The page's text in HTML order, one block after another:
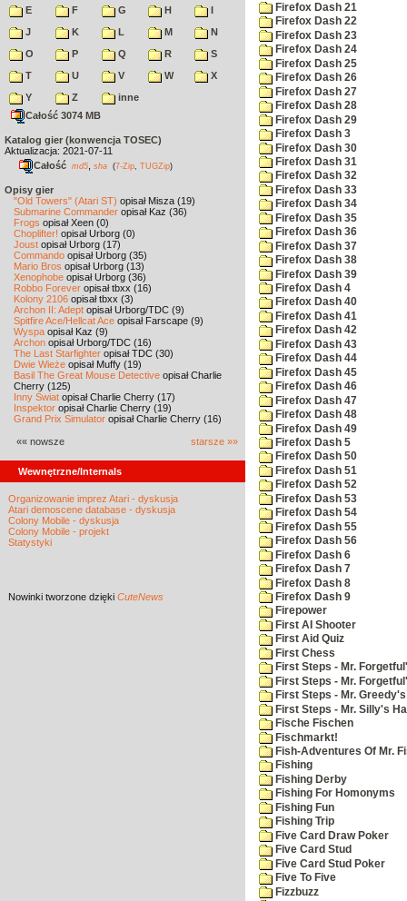
E
F G H
I
J
K L M
N
O
P Q R
S
T
U V W
X
Y
Z
inne
Całość 3074 MB
Katalog gier (konwencja TOSEC)
Aktualizacja: 2021-07-11
Całość md5 sha (7-Zip TUGZip)
Opisy gier
"Old Towers" (Atari ST) opisał Misza (19)
Submarine Commander opisał Kaz (36)
Frogs opisał Xeen (0)
Choplifter! opisał Urborg (0)
Joust opisał Urborg (17)
Commando opisał Urborg (35)
Mario Bros opisał Urborg (13)
Xenophobe opisał Urborg (36)
Robbo Forever opisał tbxx (16)
Kolony 2106 opisał tbxx (3)
Archon II: Adept opisał Urborg/TDC (9)
Spitfire Ace/Hellcat Ace opisał Farscape (9)
Wyspa opisał Kaz (9)
Archon opisał Urborg/TDC (16)
The Last Starfighter opisał TDC (30)
Dwie Wieże opisał Muffy (19)
Basil The Great Mouse Detective opisał Charlie
Cherry (125)
Inny Świat opisał Charlie Cherry (17)
Inspektor opisał Charlie Cherry (19)
Grand Prix Simulator opisał Charlie Cherry (16)
«« nowsze starsze »»
Wewnętrzne/Internals
Organizowanie imprez Atari - dyskusja
Atari demoscene database - dyskusja
Colony Mobile - dyskusja
Colony Mobile - projekt
Statystyki
Nowinki tworzone dzięki CuteNews
Firefox Dash 21
Firefox Dash 22
Firefox Dash 23
Firefox Dash 24
Firefox Dash 25
Firefox Dash 26
Firefox Dash 27
Firefox Dash 28
Firefox Dash 29
Firefox Dash 3
Firefox Dash 30
Firefox Dash 31
Firefox Dash 32
Firefox Dash 33
Firefox Dash 34
Firefox Dash 35
Firefox Dash 36
Firefox Dash 37
Firefox Dash 38
Firefox Dash 39
Firefox Dash 4
Firefox Dash 40
Firefox Dash 41
Firefox Dash 42
Firefox Dash 43
Firefox Dash 44
Firefox Dash 45
Firefox Dash 46
Firefox Dash 47
Firefox Dash 48
Firefox Dash 49
Firefox Dash 5
Firefox Dash 50
Firefox Dash 51
Firefox Dash 52
Firefox Dash 53
Firefox Dash 54
Firefox Dash 55
Firefox Dash 56
Firefox Dash 6
Firefox Dash 7
Firefox Dash 8
Firefox Dash 9
Firepower
First AI Shooter
First Aid Quiz
First Chess
First Steps - Mr.
First Steps - Mr.
First Steps - Mr.
First Steps - Mr. Silly's
Fische Fischen
Fischmarkt!
Fish-Adventures Of Mr.
Fishing
Fishing Derby
Fishing For Homonyms
Fishing Fun
Fishing Trip
Five Card Draw Poker
Five Card Stud
Five Card Stud Poker
Five To Five
Fizzbuzz